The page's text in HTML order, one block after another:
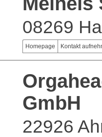
08269
Homepage Kontakt
GmbH
22926